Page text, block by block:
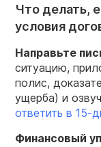
Что делать,
условия
Направьте
ситуацию,
полис,
ущерба) и
ответить в 15-
Финансовый